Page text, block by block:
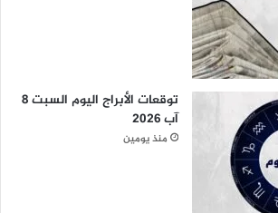
توقعات الأبراج اليوم السبت 8
آب 2026
منذ يومين